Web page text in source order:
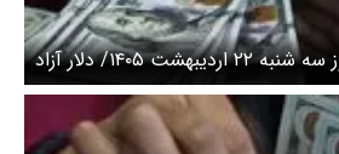
آخرین قیمت دلار امروز سه شنبه ۲۲ اردیبهشت ۱۴۰۵/ دلار آزاد